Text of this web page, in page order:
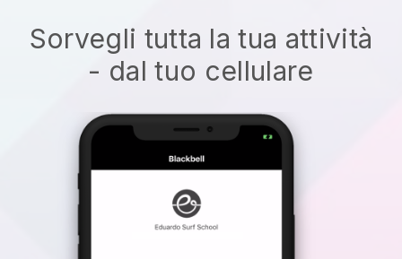
Sorvegli tutta la tua attività
- dal tuo cellulare